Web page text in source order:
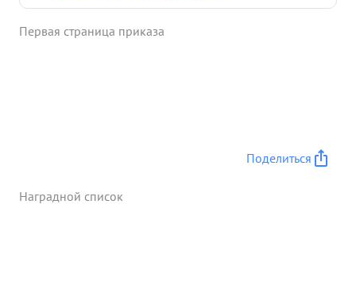
Первая страница приказа
Поделиться
Наградной список